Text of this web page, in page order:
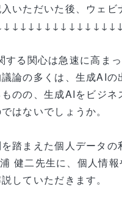
いただいた後、ウェビ
る関心は急速に高まっ
論の多くは、生成AI
のの、生成AIをビジ
はないでしょうか。
踏まえた個人データ
健二先生に、個人情
していただきます。